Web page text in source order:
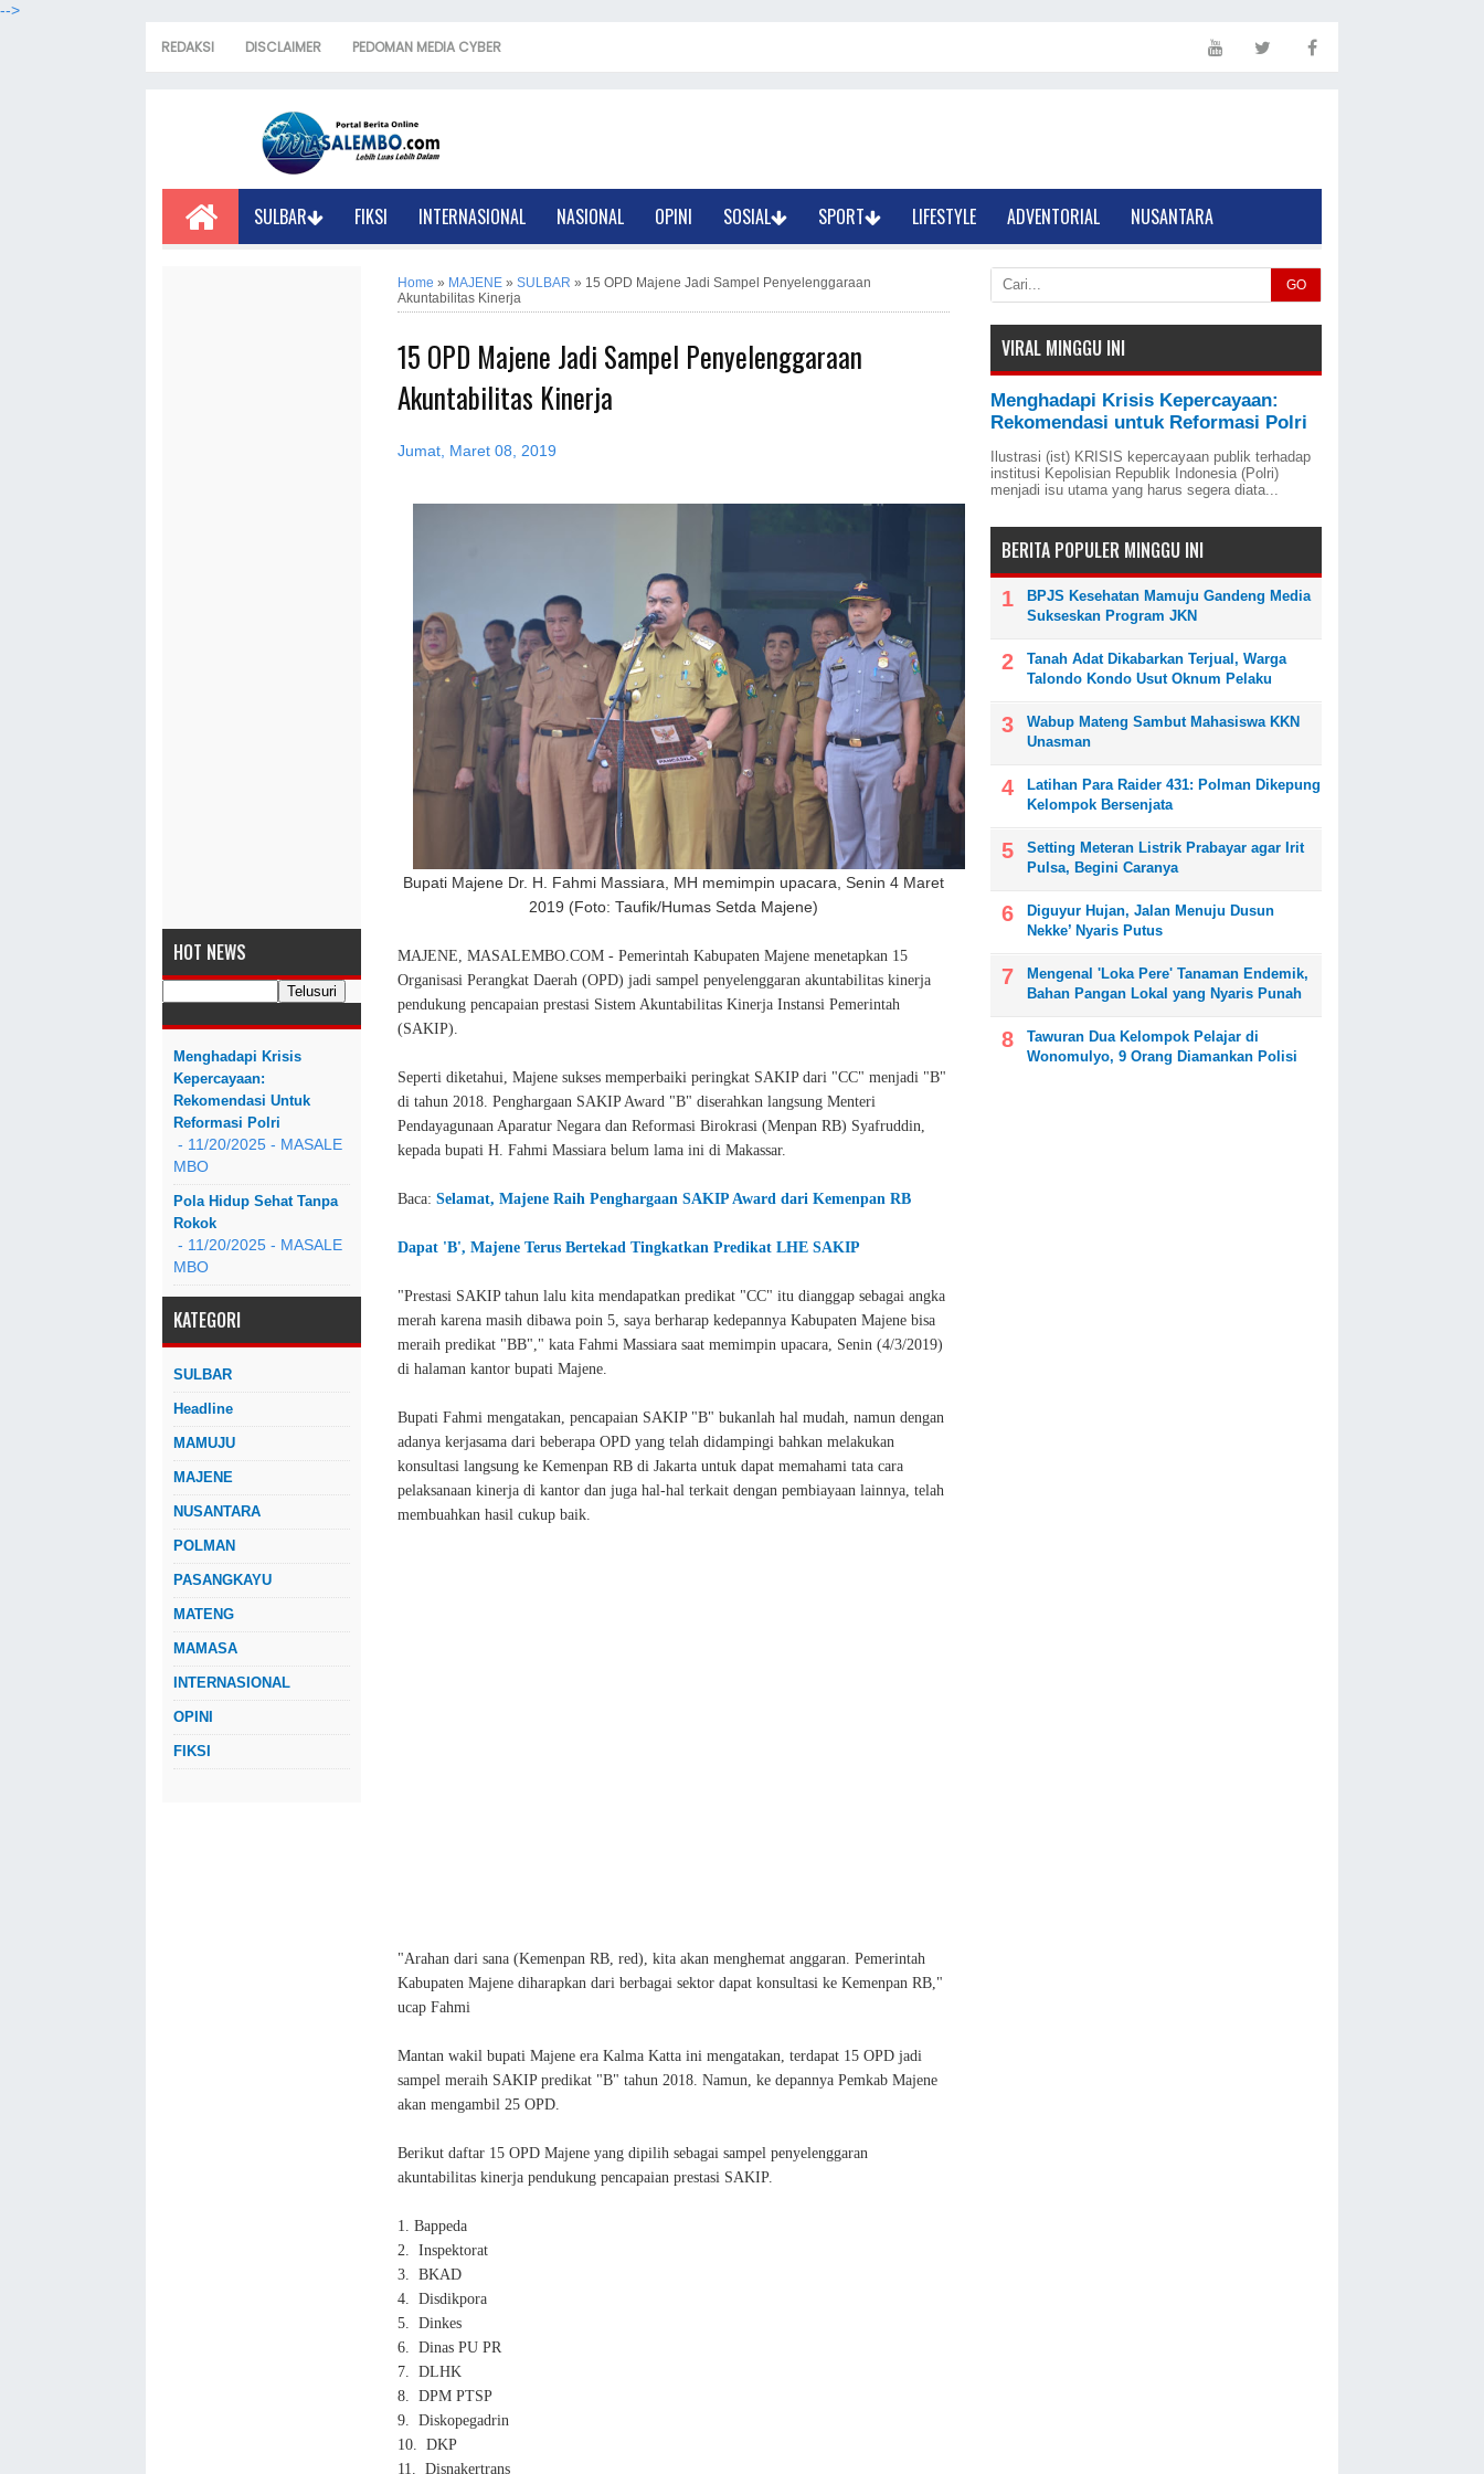
-->
REDAKSI DISCLAIMER PEDOMAN MEDIA CYBER
SULBAR FIKSI INTERNASIONAL NASIONAL OPINI SOSIAL SPORT LIFESTYLE ADVENTORIAL NUSANTARA
HOT NEWS
Menghadapi Krisis
Kepercayaan:
Rekomendasi Untuk
Reformasi Polri
- 11/20/2025 - MASALE
MBO
Pola Hidup Sehat Tanpa
Rokok
- 11/20/2025 - MASALE
MBO
KATEGORI
SULBAR
Headline
MAMUJU
MAJENE
NUSANTARA
POLMAN
PASANGKAYU
MATENG
MAMASA
INTERNASIONAL
OPINI
FIKSI
Home » MAJENE » SULBAR » 15 OPD Majene Jadi Sampel Penyelenggaraan
Akuntabilitas Kinerja
15 OPD Majene Jadi Sampel Penyelenggaraan
Akuntabilitas Kinerja
Jumat, Maret 08, 2019
Bupati Majene Dr. H. Fahmi Massiara, MH memimpin upacara, Senin 4 Maret
2019 (Foto: Taufik/Humas Setda Majene)
MAJENE, MASALEMBO.COM - Pemerintah Kabupaten Majene menetapkan 15
Organisasi Perangkat Daerah (OPD) jadi sampel penyelenggaran akuntabilitas kinerja
pendukung pencapaian prestasi Sistem Akuntabilitas Kinerja Instansi Pemerintah
(SAKIP).
Seperti diketahui, Majene sukses memperbaiki peringkat SAKIP dari "CC" menjadi "B"
di tahun 2018. Penghargaan SAKIP Award "B" diserahkan langsung Menteri
Pendayagunaan Aparatur Negara dan Reformasi Birokrasi (Menpan RB) Syafruddin,
kepada bupati H. Fahmi Massiara belum lama ini di Makassar.
Baca: Selamat, Majene Raih Penghargaan SAKIP Award dari Kemenpan RB
Dapat 'B', Majene Terus Bertekad Tingkatkan Predikat LHE SAKIP
"Prestasi SAKIP tahun lalu kita mendapatkan predikat "CC" itu dianggap sebagai angka
merah karena masih dibawa poin 5, saya berharap kedepannya Kabupaten Majene bisa
meraih predikat "BB"," kata Fahmi Massiara saat memimpin upacara, Senin (4/3/2019)
di halaman kantor bupati Majene.
Bupati Fahmi mengatakan, pencapaian SAKIP "B" bukanlah hal mudah, namun dengan
adanya kerjasama dari beberapa OPD yang telah didampingi bahkan melakukan
konsultasi langsung ke Kemenpan RB di Jakarta untuk dapat memahami tata cara
pelaksanaan kinerja di kantor dan juga hal-hal terkait dengan pembiayaan lainnya, telah
membuahkan hasil cukup baik.
"Arahan dari sana (Kemenpan RB, red), kita akan menghemat anggaran. Pemerintah
Kabupaten Majene diharapkan dari berbagai sektor dapat konsultasi ke Kemenpan RB,"
ucap Fahmi
Mantan wakil bupati Majene era Kalma Katta ini mengatakan, terdapat 15 OPD jadi
sampel meraih SAKIP predikat "B" tahun 2018. Namun, ke depannya Pemkab Majene
akan mengambil 25 OPD.
Berikut daftar 15 OPD Majene yang dipilih sebagai sampel penyelenggaran
akuntabilitas kinerja pendukung pencapaian prestasi SAKIP.
1.
Bappeda
2.
Inspektorat
3.
BKAD
4.
Disdikpora
5.
Dinkes
6.
Dinas PU PR
7.
DLHK
8.
DPM PTSP
9.
Diskopegadrin
10.
DKP
11.
Disnakertrans
GO
VIRAL MINGGU INI
Menghadapi Krisis Kepercayaan:
Rekomendasi untuk Reformasi Polri
Ilustrasi (ist) KRISIS kepercayaan publik terhadap
institusi Kepolisian Republik Indonesia (Polri)
menjadi isu utama yang harus segera diata...
BERITA POPULER MINGGU INI
BPJS Kesehatan Mamuju Gandeng Media
Sukseskan Program JKN
Tanah Adat Dikabarkan Terjual, Warga
Talondo Kondo Usut Oknum Pelaku
Wabup Mateng Sambut Mahasiswa KKN
Unasman
Latihan Para Raider 431: Polman Dikepung
Kelompok Bersenjata
Setting Meteran Listrik Prabayar agar Irit
Pulsa, Begini Caranya
Diguyur Hujan, Jalan Menuju Dusun
Nekke’ Nyaris Putus
Mengenal 'Loka Pere' Tanaman Endemik,
Bahan Pangan Lokal yang Nyaris Punah
Tawuran Dua Kelompok Pelajar di
Wonomulyo, 9 Orang Diamankan Polisi